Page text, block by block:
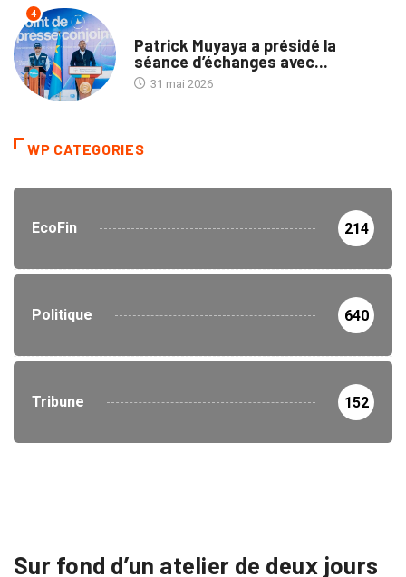
4
Patrick Muyaya a présidé la
séance d’échanges avec...
31 mai 2026
WP CATEGORIES
EcoFin 214
Politique 640
Tribune 152
Sur fond d’un atelier de deux jours